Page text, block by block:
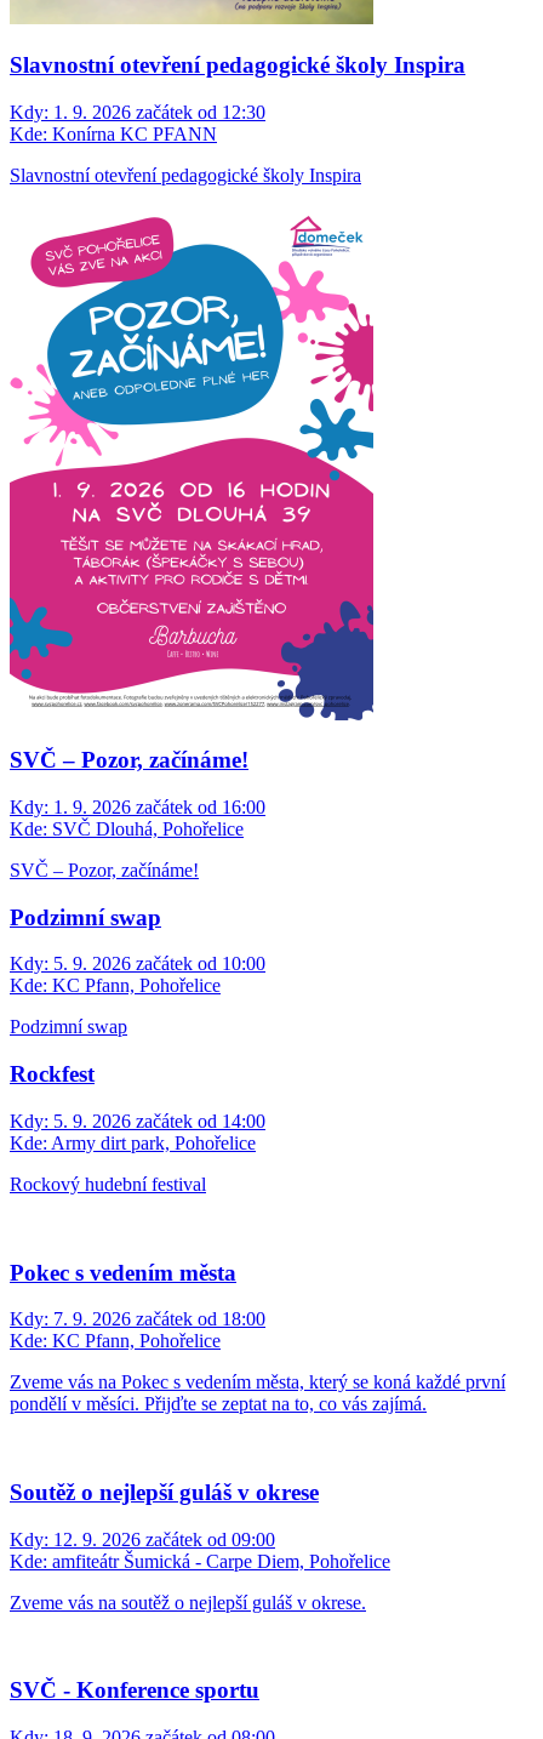
Slavnostní otevření pedagogické školy Inspira
Kdy: 1. 9. 2026 začátek od 12:30
Kde: Konírna KC PFANN
Slavnostní otevření pedagogické školy Inspira
SVČ – Pozor, začínáme!
Kdy: 1. 9. 2026 začátek od 16:00
Kde: SVČ Dlouhá, Pohořelice
SVČ – Pozor, začínáme!
Podzimní swap
Kdy: 5. 9. 2026 začátek od 10:00
Kde: KC Pfann, Pohořelice
Podzimní swap
Rockfest
Kdy: 5. 9. 2026 začátek od 14:00
Kde: Army dirt park, Pohořelice
Rockový hudební festival
Pokec s vedením města
Kdy: 7. 9. 2026 začátek od 18:00
Kde: KC Pfann, Pohořelice
Zveme vás na Pokec s vedením města, který se koná každé první
pondělí v měsíci. Přijďte se zeptat na to, co vás zajímá.
Soutěž o nejlepší guláš v okrese
Kdy: 12. 9. 2026 začátek od 09:00
Kde: amfiteátr Šumická - Carpe Diem, Pohořelice
Zveme vás na soutěž o nejlepší guláš v okrese.
SVČ - Konference sportu